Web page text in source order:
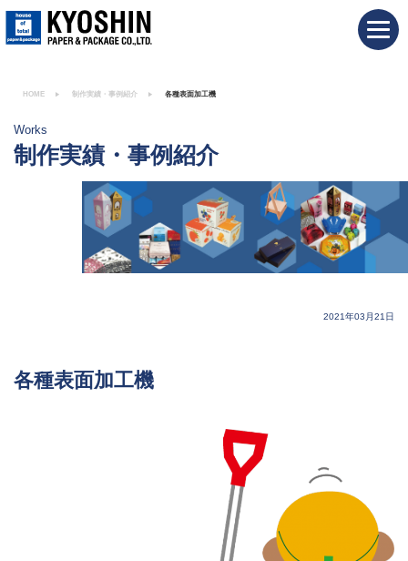
HOME 制作実績・事例紹介 各種表面加工機
Works
制作実績・事例紹介
2021年03月21日
各種表面加工機